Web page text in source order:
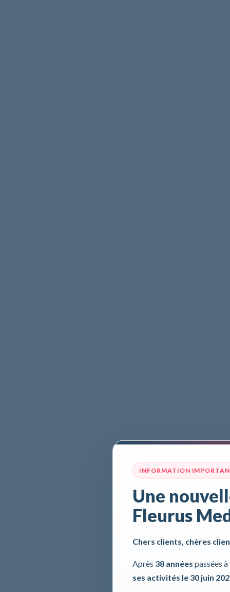
INFORMATION
Une
Fleurus
Chers clients, chères
Après 38 années passées
ses activités le 30 juin